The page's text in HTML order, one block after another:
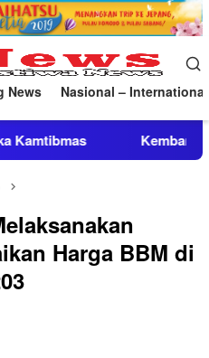
News Nasional – International
Basket 3×3 Menuju
Harga BBM di